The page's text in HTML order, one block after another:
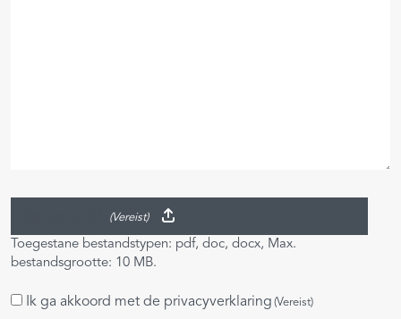
(Vereist)
Toegestane bestandstypen: pdf, doc, docx, Max.
bestandsgrootte: 10 MB.
Instemming
Ik ga akkoord met de privacyverklaring (Vereist)